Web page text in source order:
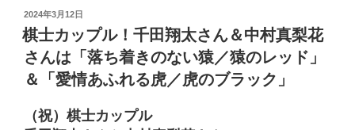
投
稿
日:
2024年3月12日
棋士カップル！千田翔太さん＆中村真梨花
さんは「落ち着きのない猿／猿のレッド」
＆「愛情あふれる虎／虎のブラック」
（祝）棋士カップル